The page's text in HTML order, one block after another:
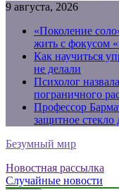
9 августа, 2026
«Поколение
жить с фокусом
Как научиться
не делали
Психолог
пограничного
Профессор
защитное стекло
Безумный мир
Новостная рассылка
Случайные новости